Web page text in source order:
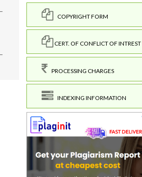
COPYRIGHT FORM
CERT. OF CONFLICT OF INTREST
PROCESSING CHARGES
INDEXING INFORMATION